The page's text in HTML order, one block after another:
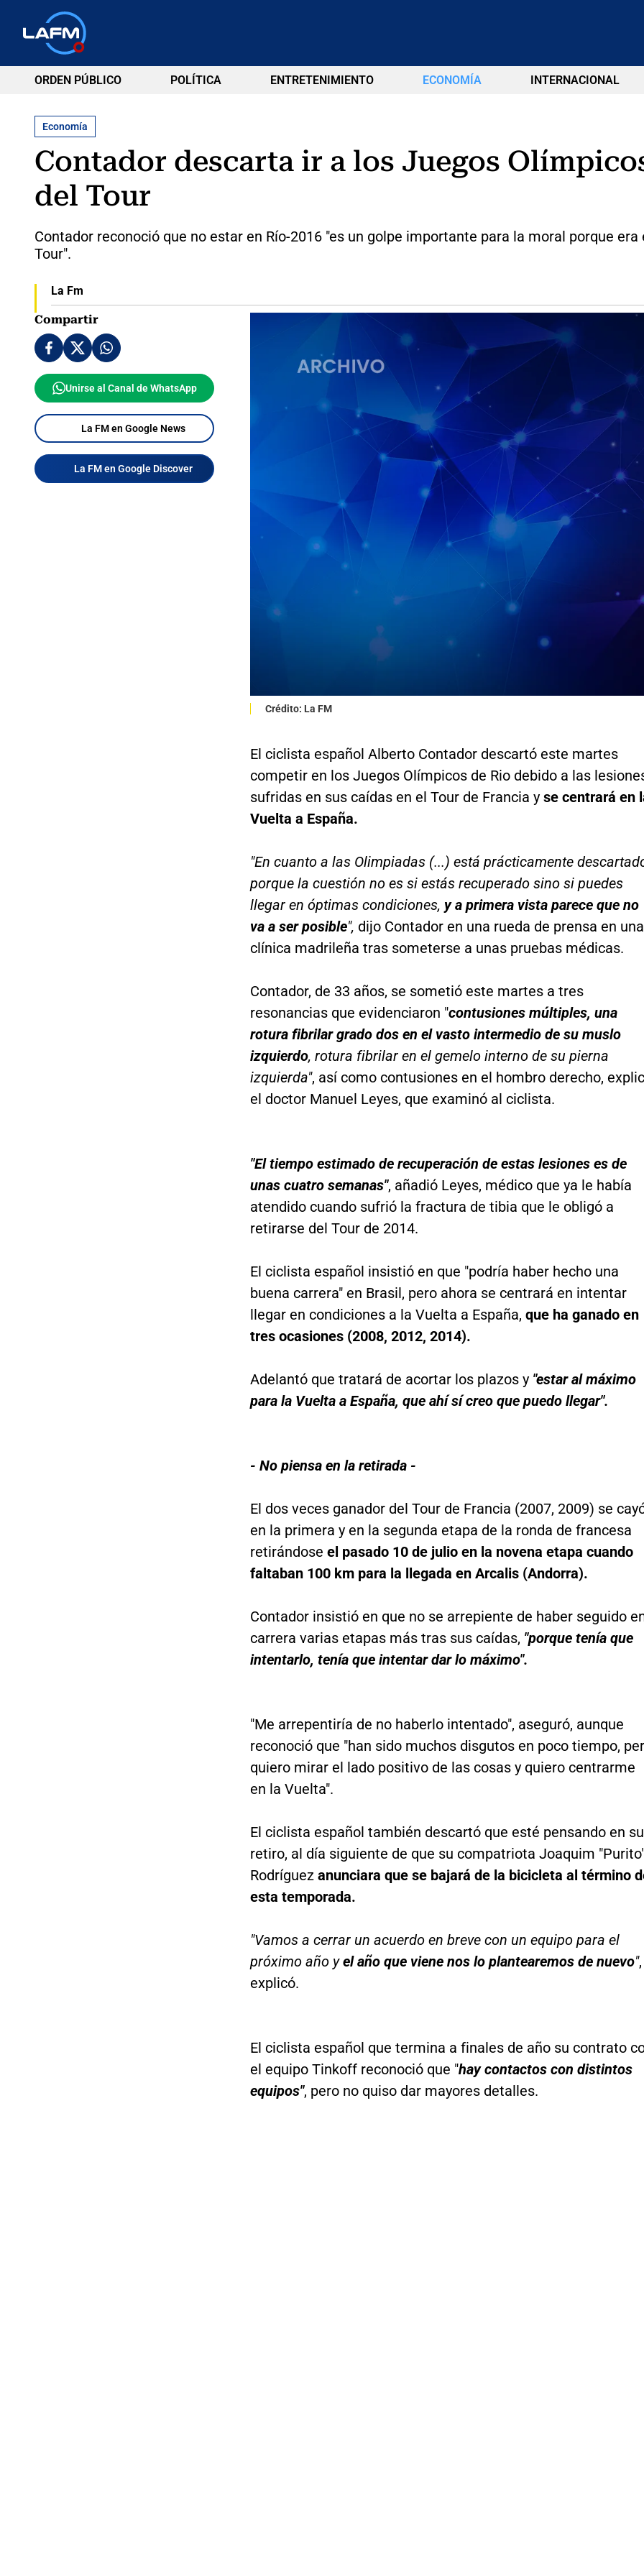
ORDEN PÚBLICO POLÍTICA ENTRETENIMIENTO ECONOMÍA INTERNACIONAL
Economía
Contador descarta ir a los Juegos
del Tour
Contador reconoció que no estar en Río-2016 "es un golpe importante para la moral porque
Tour".
La Fm
Compartir
Unirse al Canal de WhatsApp
La FM en Google News
La FM en Google Discover
Crédito: La FM
El ciclista español Alberto Contador descartó este martes
competir en los Juegos Olímpicos de Rio debido a las
sufridas en sus caídas en el Tour de Francia y se centrará en
Vuelta a España.
"En cuanto a las Olimpiadas (...) está prácticamente
porque la cuestión no es si estás recuperado sino si puedes
llegar en óptimas condiciones, y a primera vista parece que no
va a ser posible", dijo Contador en una rueda de prensa en una
clínica madrileña tras someterse a unas pruebas médicas.
Contador, de 33 años, se sometió este martes a tres
resonancias que evidenciaron "contusiones múltiples, una
rotura fibrilar grado dos en el vasto intermedio de su muslo
izquierdo, rotura fibrilar en el gemelo interno de su pierna
izquierda", así como contusiones en el hombro derecho,
el doctor Manuel Leyes, que examinó al ciclista.
"El tiempo estimado de recuperación de estas lesiones es de
unas cuatro semanas", añadió Leyes, médico que ya le había
atendido cuando sufrió la fractura de tibia que le obligó a
retirarse del Tour de 2014.
El ciclista español insistió en que "podría haber hecho una
buena carrera" en Brasil, pero ahora se centrará en intentar
llegar en condiciones a la Vuelta a España, que ha ganado en
tres ocasiones (2008, 2012, 2014).
Adelantó que tratará de acortar los plazos y "estar al máximo
para la Vuelta a España, que ahí sí creo que puedo llegar".
- No piensa en la retirada -
El dos veces ganador del Tour de Francia (2007, 2009) se
en la primera y en la segunda etapa de la ronda de francesa
retirándose el pasado 10 de julio en la novena etapa cuando
faltaban 100 km para la llegada en Arcalis (Andorra).
Contador insistió en que no se arrepiente de haber seguido
carrera varias etapas más tras sus caídas, "porque tenía que
intentarlo, tenía que intentar dar lo máximo".
"Me arrepentiría de no haberlo intentado", aseguró, aunque
reconoció que "han sido muchos disgutos en poco tiempo,
quiero mirar el lado positivo de las cosas y quiero centrarme
en la Vuelta".
El ciclista español también descartó que esté pensando en su
retiro, al día siguiente de que su compatriota Joaquim
Rodríguez anunciara que se bajará de la bicicleta al término
esta temporada.
"Vamos a cerrar un acuerdo en breve con un equipo para el
próximo año yel año que viene nos lo plantearemos de nuevo",
explicó.
El ciclista español que termina a finales de año su contrato
el equipo Tinkoff reconoció que "hay contactos con distintos
equipos", pero no quiso dar mayores detalles.